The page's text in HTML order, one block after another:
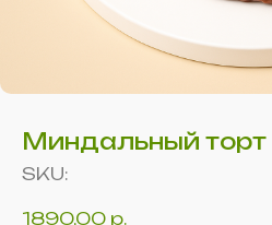
Миндальный торт
SKU:
1890,00 р.